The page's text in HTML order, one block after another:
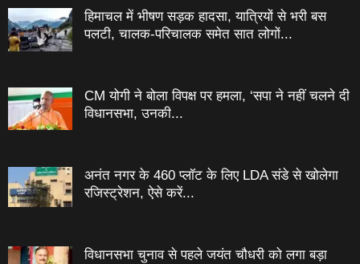
हिमाचल में भीषण सड़क हादसा, यात्रियों से भरी बस
पलटी, चालक-परिचालक समेत सात लोगों...
CM योगी ने बोला विपक्ष पर हमला, ‘सपा ने नहीं चलने दी
विधानसभा, उनकी...
अनंत नगर के 460 प्‍लॉट के लिए LDA संडे से खोलेगा
रजिस्‍ट्रेशन, ऐसे करें...
विधानसभा चुनाव से पहले जयंत चौधरी को लगा बड़ा